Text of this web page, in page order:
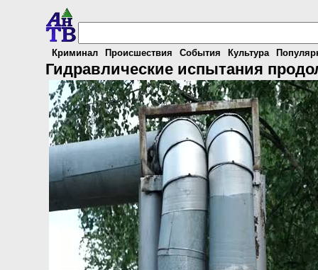
Криминал Происшествия События Культура
Гидравлические испытания